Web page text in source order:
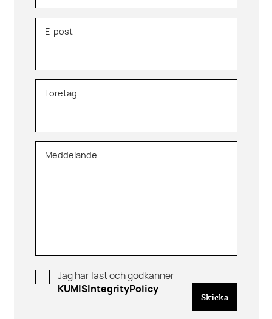
E-post
Företag
Meddelande
Jag har läst och godkänner
KUMISIntegrityPolicy
Skicka